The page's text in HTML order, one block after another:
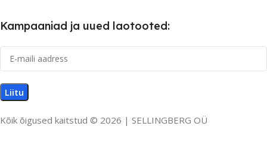
Kampaaniad ja uued laotooted:
Kõik õigused kaitstud © 2026 | SELLINGBERG OÜ